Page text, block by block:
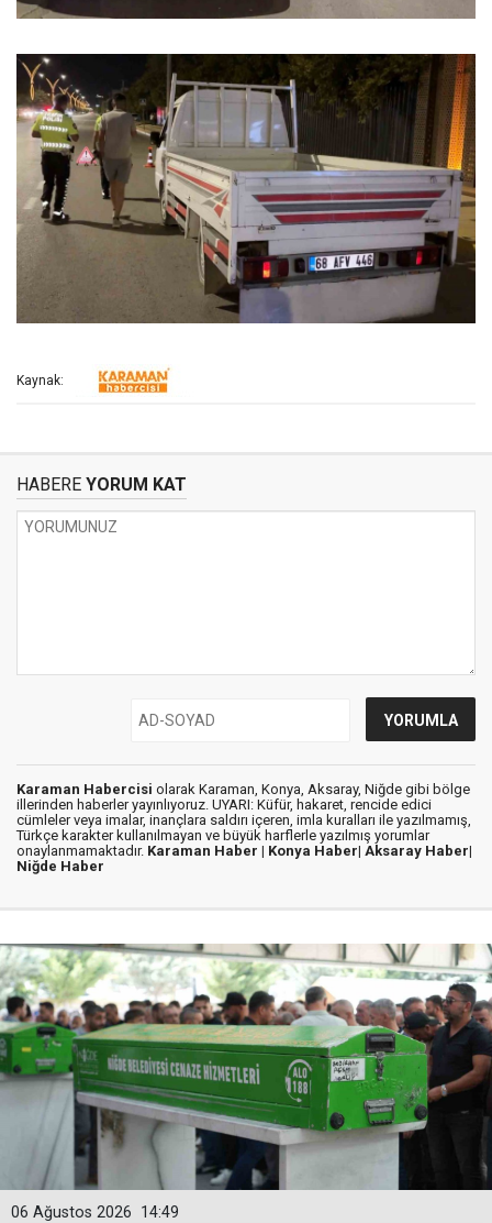
Kaynak:
HABERE YORUM KAT
Karaman Habercisi olarak Karaman, Konya, Aksaray, Niğde gibi bölge
illerinden haberler yayınlıyoruz. UYARI: Küfür, hakaret, rencide edici
cümleler veya imalar, inançlara saldırı içeren, imla kuralları ile yazılmamış,
Türkçe karakter kullanılmayan ve büyük harflerle yazılmış yorumlar
onaylanmamaktadır. Karaman Haber | Konya Haber| Aksaray Haber|
Niğde Haber
14:49
06 Ağustos 2026